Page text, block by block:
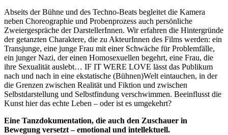
Abseits der Bühne und des Techno-Beats begleitet die Kamera
neben Choreographie und Probenprozess auch persönliche
Zweiergespräche der DarstellerInnen. Wir erfahren die Hintergründe
der getanzten Charaktere, die zu AkteurInnen des Films werden: ein
Transjunge, eine junge Frau mit einer Schwäche für Problemfälle,
ein junger Nazi, der einen Homosexuellen begehrt, eine Frau, die
ihre Sexualität auslebt… IF IT WERE LOVE lässt das Publikum
nach und nach in eine ekstatische (Bühnen)Welt eintauchen, in der
die Grenzen zwischen Realität und Fiktion und zwischen
Selbstdarstellung und Selbstfindung verschwimmen. Beeinflusst die
Kunst hier das echte Leben – oder ist es umgekehrt?
Eine Tanzdokumentation, die auch den Zuschauer in
Bewegung versetzt – emotional und intellektuell.